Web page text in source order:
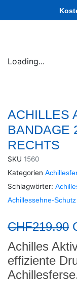
Loading...
ACHILLES
BANDAGE
RECHTS
SKU 1560
Kategorien
Schlagwörter:
Achillessehne-Schutz
CHF219.90
Achilles
effiziente